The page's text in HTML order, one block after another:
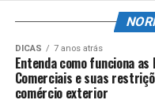
DICAS 7 anos atrás
Entenda como funciona
Comerciais e suas
comércio exterior